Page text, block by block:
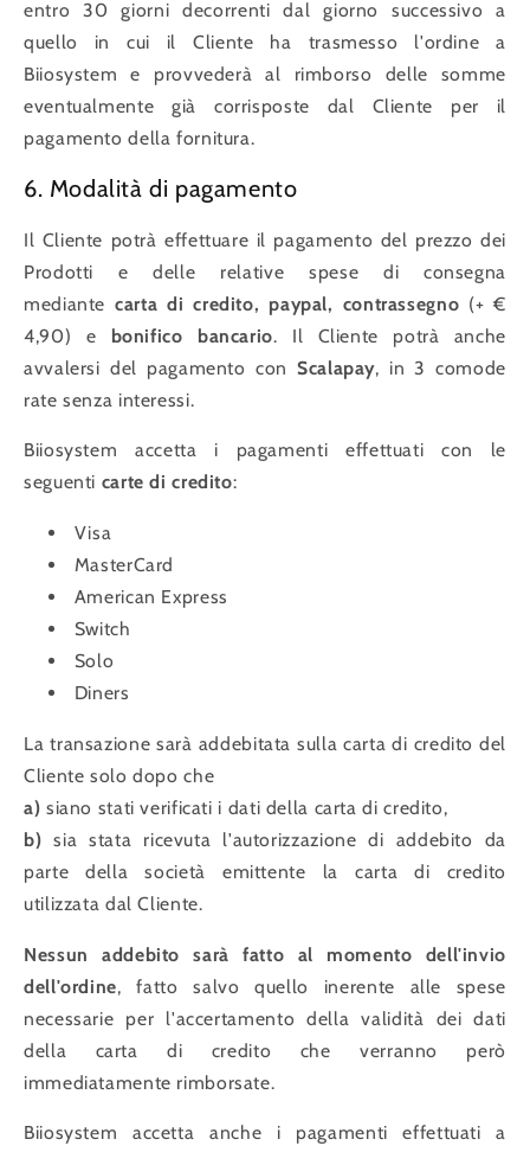
entro 30 giorni decorrenti dal giorno successivo a
quello in cui il Cliente ha trasmesso l'ordine a
Biiosystem e provvederà al rimborso delle somme
eventualmente già corrisposte dal Cliente per il
pagamento della fornitura.
6. Modalità di pagamento
Il Cliente potrà effettuare il pagamento del prezzo dei
Prodotti e delle relative spese di consegna
mediante carta di credito, paypal, contrassegno (+ €
4,90) e
bonifico bancario. Il Cliente potrà anche
avvalersi del pagamento con Scalapay, in 3 comode
rate senza interessi.
Biiosystem accetta i pagamenti effettuati con le
seguenti carte di credito:
Visa
MasterCard
American Express
Switch
Solo
Diners
La transazione sarà addebitata sulla carta di credito del
Cliente solo dopo che
a) siano stati verificati i dati della carta di credito,
b) sia stata ricevuta l'autorizzazione di addebito da
parte della società emittente la carta di credito
utilizzata dal Cliente.
Nessun addebito sarà fatto al momento dell'invio
dell'ordine, fatto salvo quello inerente alle spese
necessarie per l'accertamento della validità dei dati
della carta di credito che verranno però
immediatamente rimborsate.
Biiosystem accetta anche i pagamenti effettuati a